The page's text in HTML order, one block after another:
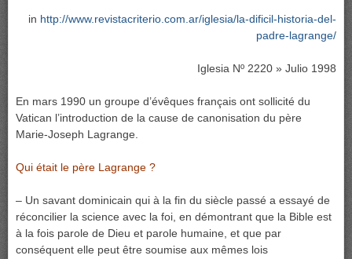
in http://www.revistacriterio.com.ar/iglesia/la-dificil-historia-del-
padre-lagrange/
Iglesia Nº 2220 » Julio 1998
En mars 1990 un groupe d’évêques français ont sollicité du
Vatican l’introduction de la cause de canonisation du père
Marie-Joseph Lagrange.
Qui était le père Lagrange ?
– Un savant dominicain qui à la fin du siècle passé a essayé de
réconcilier la science avec la foi, en démontrant que la Bible est
à la fois parole de Dieu et parole humaine, et que par
conséquent elle peut être soumise aux mêmes lois